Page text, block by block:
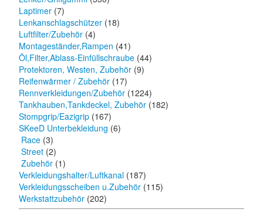
Laptimer (7)
Lenkanschlagschützer (18)
Luftfilter/Zubehör (4)
Montageständer,Rampen (41)
Öl,Filter,Ablass-Einfüllschraube (44)
Protektoren, Westen, Zubehör (9)
Reifenwärmer / Zubehör (17)
Rennverkleidungen/Zubehör (1224)
Tankhauben,Tankdeckel, Zubehör (182)
Stompgrip/Eazigrip (167)
SKeeD Unterbekleidung (6)
Race (3)
Street (2)
Zubehör (1)
Verkleidungshalter/Luftkanal (187)
Verkleidungsscheiben u.Zubehör (115)
Werkstattzubehör (202)